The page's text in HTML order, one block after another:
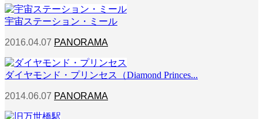
宇宙ステーション・ミール
2016.04.07 PANORAMA
ダイヤモンド・プリンセス（Diamond Princes...
2014.06.07 PANORAMA